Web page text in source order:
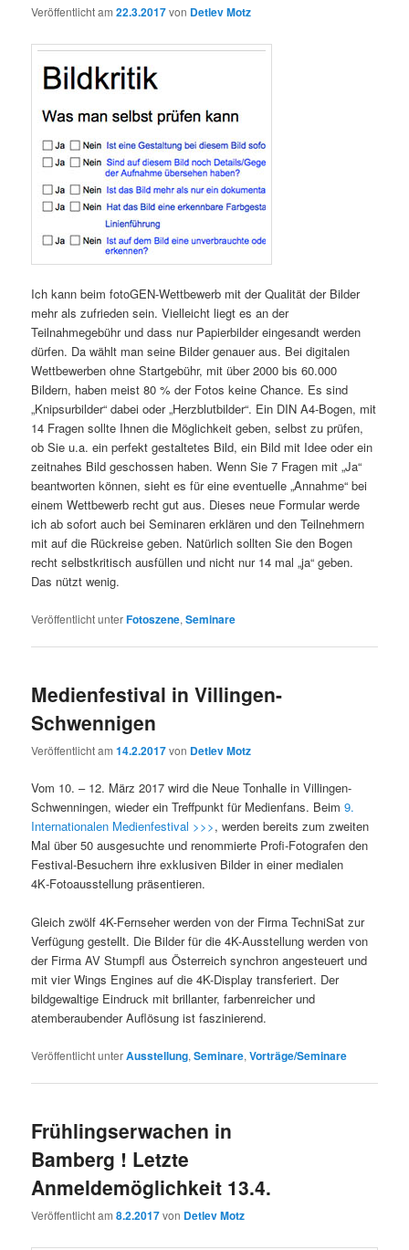
Veröffentlicht am22.3.2017von Detlev Motz
Ich kann beim fotoGEN-Wettbewerb mit der Qualität der Bilder
mehr als zufrieden sein. Vielleicht liegt es an der
Teilnahmegebühr und dass nur Papierbilder eingesandt werden
dürfen. Da wählt man seine Bilder genauer aus. Bei digitalen
Wettbewerben ohne Startgebühr, mit über 2000 bis 60.000
Bildern, haben meist 80 % der Fotos keine Chance. Es sind
„Knipsurbilder“ dabei oder „Herzblutbilder“. Ein DIN A4-Bogen, mit
14 Fragen sollte Ihnen die Möglichkeit geben, selbst zu prüfen,
ob Sie u.a. ein perfekt gestaltetes Bild, ein Bild mit Idee oder ein
zeitnahes Bild geschossen haben. Wenn Sie 7 Fragen mit „Ja“
beantworten können, sieht es für eine eventuelle „Annahme“ bei
einem Wettbewerb recht gut aus. Dieses neue Formular werde
ich ab sofort auch bei Seminaren erklären und den Teilnehmern
mit auf die Rückreise geben. Natürlich sollten Sie den Bogen
recht selbstkritisch ausfüllen und nicht nur 14 mal „ja“ geben.
Das nützt wenig.
Veröffentlicht unterFotoszene,Seminare
Medienfestival in Villingen-
Schwennigen
Veröffentlicht am14.2.2017von Detlev Motz
Vom 10. – 12. März 2017 wird die Neue Tonhalle in Villingen-
Schwenningen, wieder ein Treffpunkt für Medienfans. Beim 9.
Internationalen Medienfestival >>>, werden bereits zum zweiten
Mal über 50 ausgesuchte und renommierte Profi-Fotografen den
Festival-Besuchern ihre exklusiven Bilder in einer medialen
4K‑Fotoausstellung präsentieren.
Gleich zwölf 4K-Fernseher werden von der Firma TechniSat zur
Verfügung gestellt. Die Bilder für die 4K-Ausstellung werden von
der Firma AV Stumpfl aus Österreich synchron angesteuert und
mit vier Wings Engines auf die 4K-Display transferiert. Der
bildgewaltige Eindruck mit brillanter, farbenreicher und
atemberaubender Auflösung ist faszinierend.
Veröffentlicht unterAusstellung,Seminare,Vorträge/Seminare
Frühlingserwachen in
Bamberg ! Letzte
Anmeldemöglichkeit 13.4.
Veröffentlicht am8.2.2017von Detlev Motz